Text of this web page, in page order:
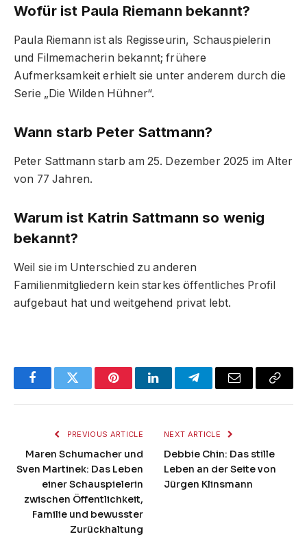
Wofür ist Paula Riemann bekannt?
Paula Riemann ist als Regisseurin, Schauspielerin
und Filmemacherin bekannt; frühere
Aufmerksamkeit erhielt sie unter anderem durch die
Serie „Die Wilden Hühner“.
Wann starb Peter Sattmann?
Peter Sattmann starb am 25. Dezember 2025 im Alter
von 77 Jahren.
Warum ist Katrin Sattmann so wenig
bekannt?
Weil sie im Unterschied zu anderen
Familienmitgliedern kein starkes öffentliches Profil
aufgebaut hat und weitgehend privat lebt.
FacebookTwitter PinterestLinkedInTelegramEmail
Copy
PREVIOUS ARTICLE
Maren Schumacher und
Sven Martinek: Das Leben
einer Schauspielerin
zwischen Öffentlichkeit,
Familie und bewusster
Zurückhaltung
NEXT ARTICLE
Debbie Chin: Das stille
Leben an der Seite von
Jürgen Klinsmann